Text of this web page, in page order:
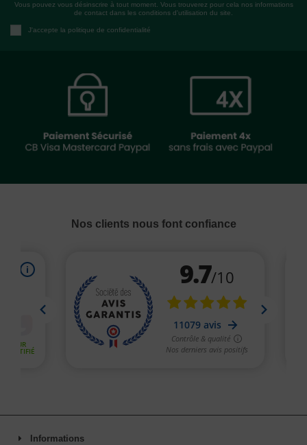
Vous pouvez vous désinscrire à tout moment. Vous trouverez pour cela nos informations
de contact dans les conditions d'utilisation du site.
J'accepte la politique de confidentialité
Nos clients nous font confiance
Informations